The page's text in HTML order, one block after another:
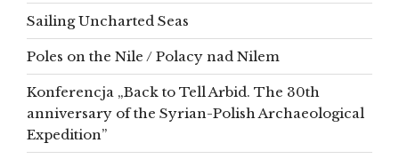
Sailing Uncharted Seas
Poles on the Nile / Polacy nad Nilem
Konferencja „Back to Tell Arbid. The 30th
anniversary of the Syrian-Polish Archaeological
Expedition”